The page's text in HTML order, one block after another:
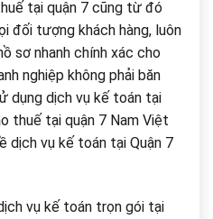
tại quận 7 cũng từ đó
đối tượng khách hàng, luôn
sơ nhanh chính xác cho
nghiệp không phải băn
dụng dịch vụ kế toán tại
thuế tại quận 7 Nam Việt
dịch vụ kế toán tại Quận 7
vụ kế toán trọn gói tại